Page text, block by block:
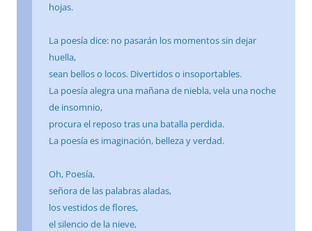
hojas.
La poesía dice: no pasarán los momentos sin dejar
huella,
sean bellos o locos. Divertidos o insoportables.
La poesía alegra una mañana de niebla, vela una noche
de insomnio,
procura el reposo tras una batalla perdida.
La poesía es imaginación, belleza y verdad.
Oh, Poesía,
señora de las palabras aladas,
los vestidos de flores,
el silencio de la nieve,